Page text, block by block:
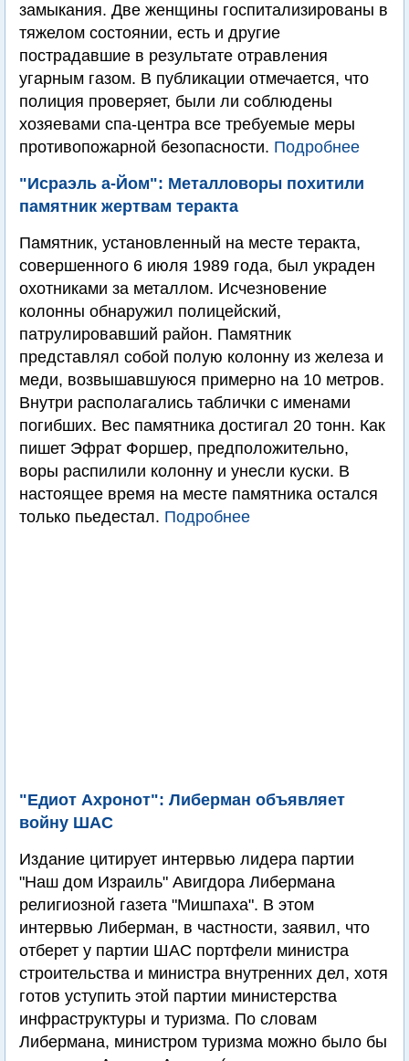
замыкания. Две женщины госпитализированы в
тяжелом состоянии, есть и другие
пострадавшие в результате отравления
угарным газом. В публикации отмечается, что
полиция проверяет, были ли соблюдены
хозяевами спа-центра все требуемые меры
противопожарной безопасности. Подробнее
"Исраэль а-Йом": Металловоры похитили
памятник жертвам теракта
Памятник, установленный на месте теракта,
совершенного 6 июля 1989 года, был украден
охотниками за металлом. Исчезновение
колонны обнаружил полицейский,
патрулировавший район. Памятник
представлял собой полую колонну из железа и
меди, возвышавшуюся примерно на 10 метров.
Внутри располагались таблички с именами
погибших. Вес памятника достигал 20 тонн. Как
пишет Эфрат Форшер, предположительно,
воры распилили колонну и унесли куски. В
настоящее время на месте памятника остался
только пьедестал. Подробнее
"Едиот Ахронот": Либерман объявляет
войну ШАС
Издание цитирует интервью лидера партии
"Наш дом Израиль" Авигдора Либермана
религиозной газета "Мишпаха". В этом
интервью Либерман, в частности, заявил, что
отберет у партии ШАС портфели министра
строительства и министра внутренних дел, хотя
готов уступить этой партии министерства
инфраструктуры и туризма. По словам
Либермана, министром туризма можно было бы